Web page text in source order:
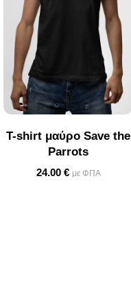
T-shirt μαύρο Save the
Parrots
24.00 € με ΦΠΑ